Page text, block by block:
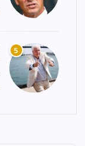
5